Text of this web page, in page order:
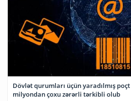
Dövlət qurumları üçün yaradılmış
milyondan çoxu zərərli tərkibli olub